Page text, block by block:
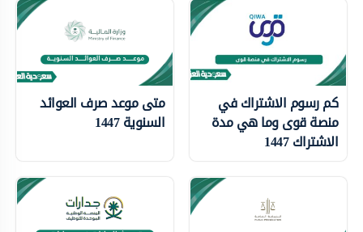
كم رسوم الاشتراك في
منصة قوى وما هي مدة
الاشتراك 1447
متى موعد صرف العوائد
السنوية 1447